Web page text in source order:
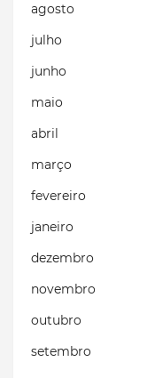
agosto
julho
junho
maio
abril
março
fevereiro
janeiro
dezembro
novembro
outubro
setembro